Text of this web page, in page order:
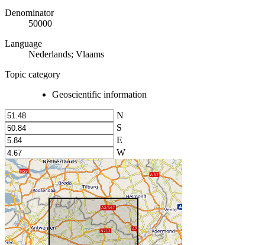
Denominator
50000
Language
Nederlands; Vlaams
Topic category
Geoscientific information
N
S
E
W